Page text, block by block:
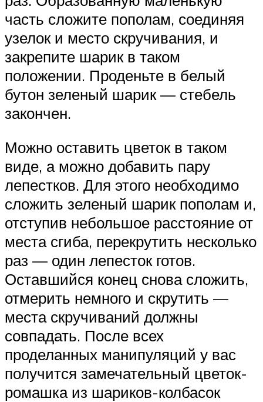
часть сложите пополам, соединяя
узелок и место скручивания, и
закрепите шарик в таком
положении. Проденьте в белый
бутон зеленый шарик — стебель
закончен.
Можно оставить цветок в таком
виде, а можно добавить пару
лепестков. Для этого необходимо
сложить зеленый шарик пополам и,
отступив небольшое расстояние от
места сгиба, перекрутить несколько
раз — один лепесток готов.
Оставшийся конец снова сложить,
отмерить немного и скрутить —
места скручиваний должны
совпадать. После всех
проделанных манипуляций у вас
получится замечательный цветок-
ромашка из шариков-колбасок